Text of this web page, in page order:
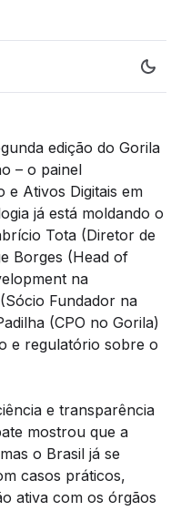
edição do Gorila
– o painel
e Ativos Digitais em
já está moldando o
Tota (Diretor de
Borges (Head of
na
Fundador na
(CPO no Gorila)
e regulatório sobre o
e transparência
mostrou que a
o Brasil já se
casos práticos,
ativa com os órgãos